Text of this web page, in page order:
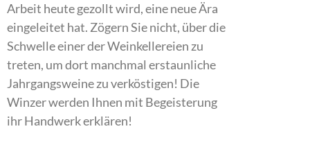
Arbeit heute gezollt wird, eine neue Ära
eingeleitet hat. Zögern Sie nicht, über die
Schwelle einer der Weinkellereien zu
treten, um dort manchmal erstaunliche
Jahrgangsweine zu verköstigen! Die
Winzer werden Ihnen mit Begeisterung
ihr Handwerk erklären!